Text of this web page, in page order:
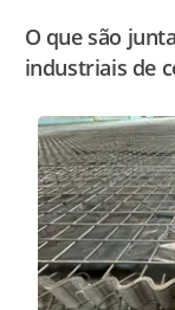
O que são
industriais de